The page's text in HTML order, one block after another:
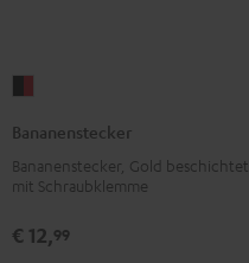
/
Rot
Bananenstecker
Bananenstecker, Gold beschichtet
mit Schraubklemme
€ 12,99